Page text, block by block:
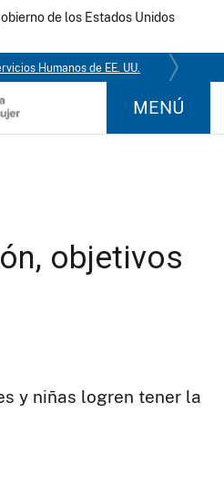
de los Estados Unidos
Humanos de EE. UU.
MENÚ
objetivos
y niñas logren tener la